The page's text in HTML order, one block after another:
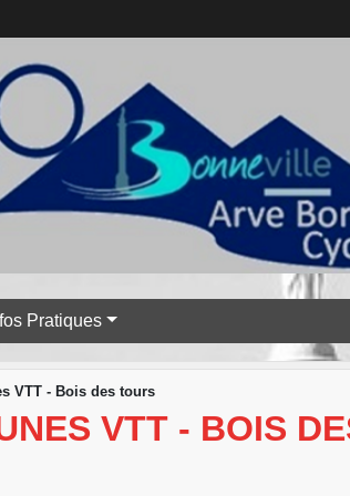
Pratiques
VTT - Bois des tours
VTT - BOIS